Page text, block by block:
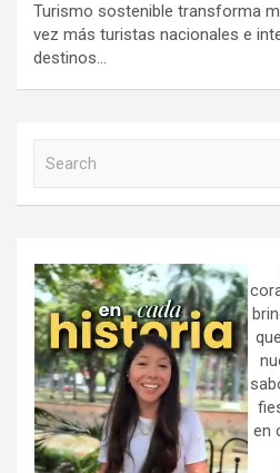
Turismo sostenible transforma
vez más turistas nacionales e
destinos…
h
en